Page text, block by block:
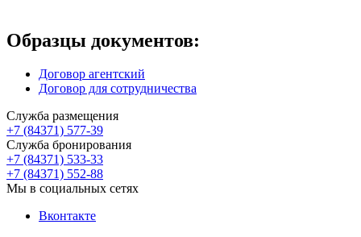
Образцы документов:
Договор агентский
Договор для сотрудничества
Служба размещения
+7 (84371) 577-39
Служба бронирования
+7 (84371) 533-33
+7 (84371) 552-88
Мы в социальных сетях
Вконтакте